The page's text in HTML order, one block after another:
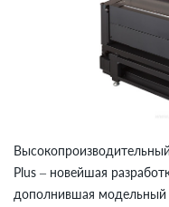
Plus – новейшая
дополнившая